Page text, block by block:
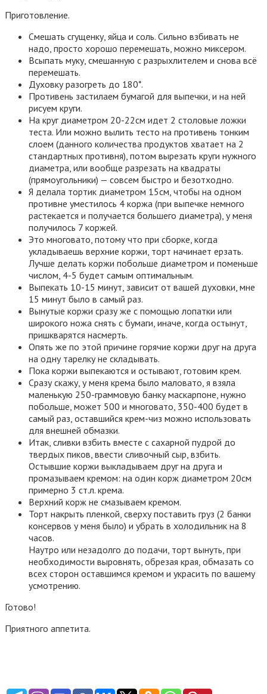
Приготовление.
Смешать сгущенку, яйца и соль. Сильно взбивать не
надо, просто хорошо перемешать, можно миксером.
Всыпать муку, смешанную с разрыхлителем и снова всё
перемешать.
Духовку разогреть до 180*.
Противень застилаем бумагой для выпечки, и на ней
рисуем круги.
На круг диаметром 20-22см идет 2 столовые ложки
теста. Или можно вылить тесто на противень тонким
слоем (данного количества продуктов хватает на 2
стандартных противня), потом вырезать круги нужного
диаметра, или вообще разрезать на квадраты
(прямоугольники) — совсем быстро и безотходно.
Я делала тортик диаметром 15см, чтобы на одном
противне уместилось 4 коржа (при выпечке немного
растекается и получается большего диаметра), у меня
получилось 7 коржей.
Это многовато, потому что при сборке, когда
укладываешь верхние коржи, торт начинает ерзать.
Лучше делать коржи побольше диаметром и поменьше
числом, 4-5 будет самым оптимальным.
Выпекать 10-15 минут, зависит от вашей духовки, мне
15 минут было в самый раз.
Вынутые коржи сразу же с помощью лопатки или
широкого ножа снять с бумаги, иначе, когда остынут,
пришкварятся насмерть.
Опять же по этой причине горячие коржи друг на друга
на одну тарелку не складывать.
Пока коржи выпекаются и остывают, готовим крем.
Сразу скажу, у меня крема было маловато, я взяла
маленькую 250-граммовую банку маскарпоне, нужно
побольше, может 500 и многовато, 350-400 будет в
самый раз, оставшийся крем-чиз можно использовать
для внешней обмазки.
Итак, сливки взбить вместе с сахарной пудрой до
твердых пиков, ввести сливочный сыр, взбить.
Остывшие коржи выкладываем друг на друга и
промазываем кремом: на один корж диаметром 20см
примерно 3 ст.л. крема.
Верхний корж не смазываем кремом.
Торт накрыть пленкой, сверху поставить груз (2 банки
консервов у меня было) и убрать в холодильник на 8
часов.
Наутро или незадолго до подачи, торт вынуть, при
необходимости выровнять, обрезая края, обмазать со
всех сторон оставшимся кремом и украсить по вашему
усмотрению.
Готово!
Приятного аппетита.